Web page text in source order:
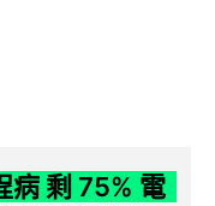
病 剩 75% 電